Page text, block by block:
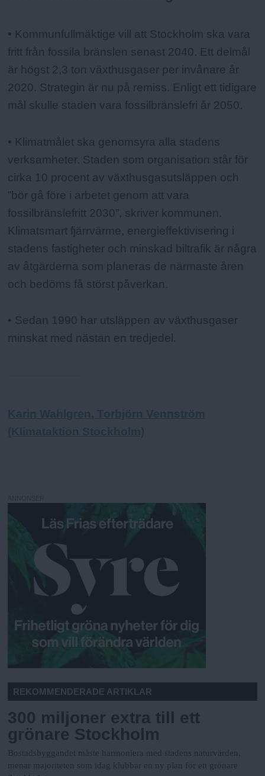
• Kommunfullmäktige vill att Stockholm ska vara
fritt från fossila bränslen senast 2040. Ett delmål
är högst 2,3 ton växthusgaser per invånare år
2020. Strategin är nu på remiss. Enligt ett tidigare
mål skulle staden vara fossilbränslefri år 2050.
• Klimatmålet ska genomsyra alla stadens
verksamheter. Staden som organisation står för
cirka 10 procent av växthusgasutsläppen och
”bör gå före i arbetet genom att vara
fossilbränslefritt 2030”, skriver kommunen.
Klimatsmart fjärrvärme, energieffektivisering i
stadens fastigheter och minskad biltrafik är några
av åtgärderna som planeras de närmaste åren
och bedöms få störst påverkan.
• Sedan 1990 har utsläppen av växthusgaser
minskat med nästan en tredjedel.
Karin Wahlgren, Torbjörn Vennström
(Klimataktion Stockholm)
REKOMMENDERADE ARTIKLAR
300 miljoner extra till ett
grönare Stockholm
Bostadsbyggandet måste harmoniera med stadens naturvärden,
menar majoriteten som idag klubbar en ny plan för ett grönare